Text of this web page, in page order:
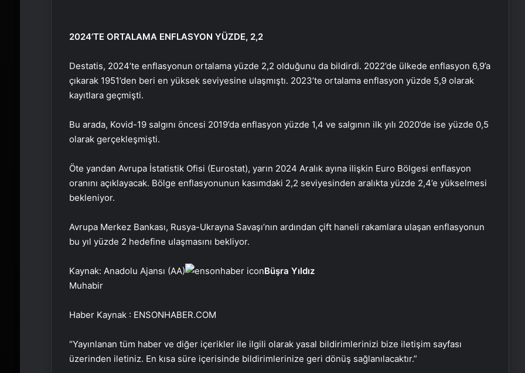
2024’TE ORTALAMA ENFLASYON YÜZDE, 2,2
Destatis, 2024’te enflasyonun ortalama yüzde 2,2 olduğunu da bildirdi. 2022’de ülkede enflasyon 6,9’a
çıkarak 1951’den beri en yüksek seviyesine ulaşmıştı. 2023’te ortalama enflasyon yüzde 5,9 olarak
kayıtlara geçmişti.
Bu arada, Kovid-19 salgını öncesi 2019’da enflasyon yüzde 1,4 ve salgının ilk yılı 2020’de ise yüzde 0,5
olarak gerçekleşmişti.
Öte yandan Avrupa İstatistik Ofisi (Eurostat), yarın 2024 Aralık ayına ilişkin Euro Bölgesi enflasyon
oranını açıklayacak. Bölge enflasyonunun kasımdaki 2,2 seviyesinden aralıkta yüzde 2,4’e yükselmesi
bekleniyor.
Avrupa Merkez Bankası, Rusya-Ukrayna Savaşı’nın ardından çift haneli rakamlara ulaşan enflasyonun
bu yıl yüzde 2 hedefine ulaşmasını bekliyor.
Kaynak: Anadolu Ajansı (AA)
Büşra Yıldız
Muhabir
Haber Kaynak : ENSONHABER.COM
“Yayınlanan tüm haber ve diğer içerikler ile ilgili olarak yasal bildirimlerinizi bize iletişim sayfası
üzerinden iletiniz. En kısa süre içerisinde bildirimlerinize geri dönüş sağlanılacaktır.”
Tasarım Ajansı